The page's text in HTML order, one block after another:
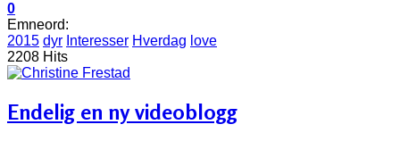
0
Emneord:
2015 dyr Interesser Hverdag love
2208 Hits
Endelig en ny videoblogg